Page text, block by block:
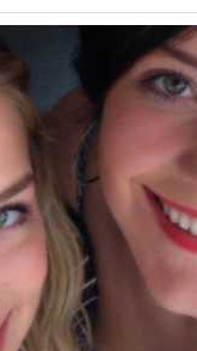
2
Shelly
sobrenatural na
Abby foge para se
animatrônicos,